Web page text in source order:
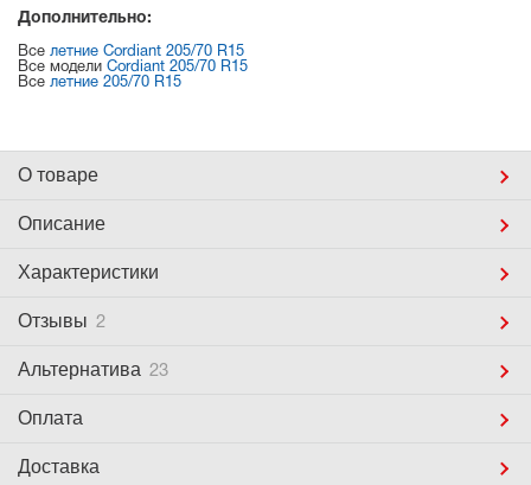
Дополнительно:
Все летние Cordiant 205/70 R15
Все модели Cordiant 205/70 R15
Все летние 205/70 R15
О товаре
Описание
Характеристики
Отзывы 2
Альтернатива 23
Оплата
Доставка